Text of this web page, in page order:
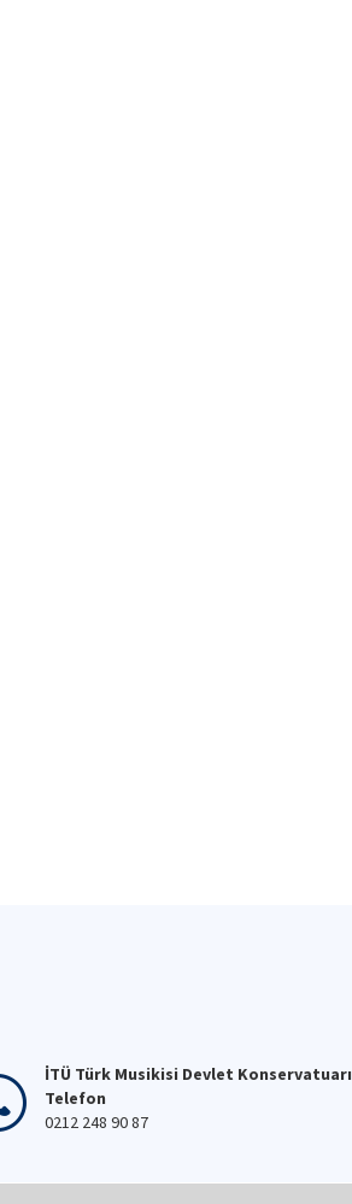
İTÜ Türk Musikisi Devlet Konservatuarı
Telefon
0212 248 90 87